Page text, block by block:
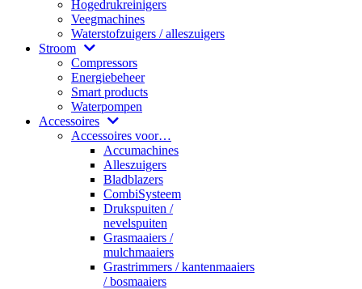
Hogedrukreinigers
Veegmachines
Waterstofzuigers / alleszuigers
Stroom
Compressors
Energiebeheer
Smart products
Waterpompen
Accessoires
Accessoires voor…
Accumachines
Alleszuigers
Bladblazers
CombiSysteem
Drukspuiten /
nevelspuiten
Grasmaaiers /
mulchmaaiers
Grastrimmers / kantenmaaiers
/ bosmaaiers